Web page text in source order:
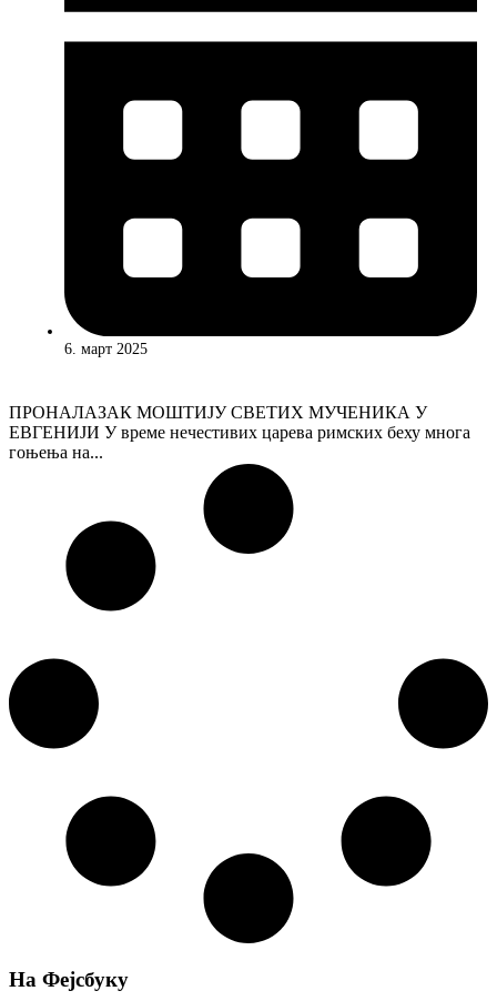
6. март 2025
ПРОНАЛАЗАК МОШТИЈУ СВЕТИХ МУЧЕНИКА У
ЕВГЕНИЈИ У вpeмe нечестивих царева римских беху многа
гоњења на...
На Фејсбуку